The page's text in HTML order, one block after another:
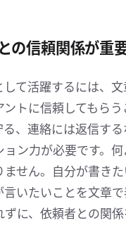
の信頼関係が重
して活躍するには、
トに信頼してもら
る、連絡には返信す
ン力が必要です。何
ません。自分が書き
言いたいことを文章
に、依頼者との関係